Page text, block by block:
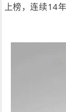
上榜，连续14